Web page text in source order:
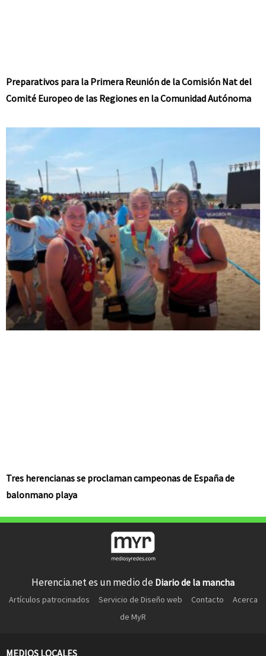
Preparativos para la Primera Reunión de la Comisión Nat del
Comité Europeo de las Regiones en la Comunidad Autónoma
Tres herencianas se proclaman campeonas de España de
balonmano playa
Herencia.net es un medio de Diario de la mancha
Artículos patrocinados Servicio de Diseño web Contacto
Acerca
de MyR
MEDIOS LOCALES